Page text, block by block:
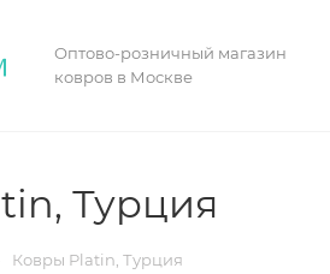
Оптово-розничный магазин
ковров в Москве
Турция
Ковры Platin, Турция